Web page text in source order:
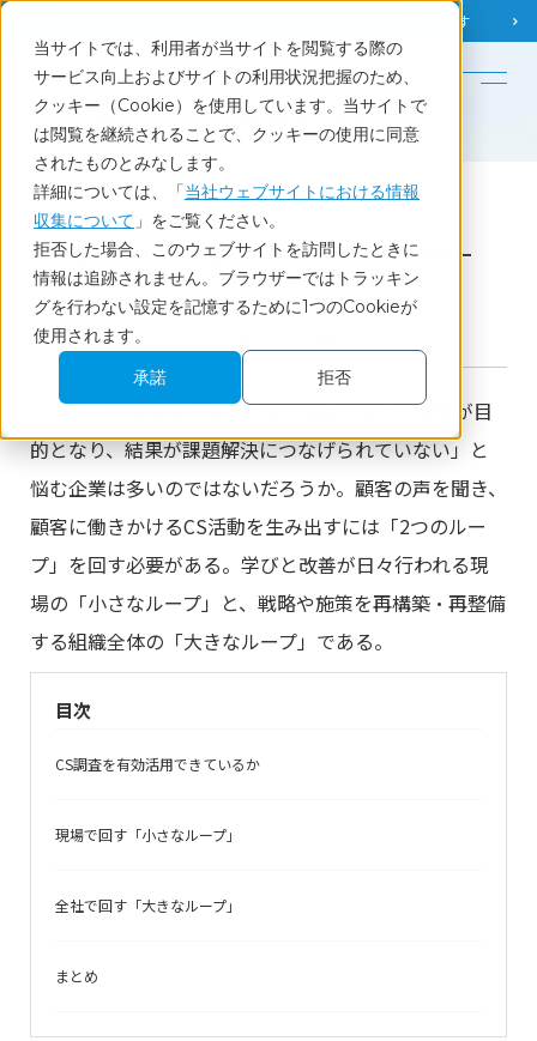
当サイトでは、利用者が当サイトを閲覧する際の
サービス向上およびサイトの利用状況把握のため、
クッキー（Cookie）を使用しています。当サイトで
は閲覧を継続されることで、クッキーの使用に同意
されたものとみなします。
詳細については、「当社ウェブサイトにおける情報
収集について 」をご覧ください。
拒否した場合、このウェブサイトを訪問したときに
情報は追跡されません。ブラウザーではトラッキン
グを行わない設定を記憶するために1つのCookieが
使用されます。
承諾
拒否
お役立ち情報を探す
English
Report
CS調査を有効活用するために回すべき「２つのルー
プ」
2023.1.30
せっかくCS調査を行なっても「調査すること自体が目
的となり、結果が課題解決につなげられていない」と
悩む企業は多いのではないだろうか。顧客の声を聞き、
顧客に働きかけるCS活動を生み出すには「2つのルー
プ」を回す必要がある。学びと改善が日々行われる現
場の「小さなループ」と、戦略や施策を再構築・再整備
する組織全体の「大きなループ」である。
目次
CS調査を有効活用できているか
現場で回す「小さなループ」
全社で回す「大きなループ」
まとめ